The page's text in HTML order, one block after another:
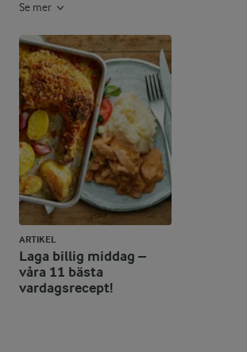
Se mer
ARTIKEL
Laga billig middag –
våra 11 bästa
vardagsrecept!